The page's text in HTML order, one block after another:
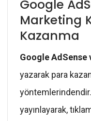
Google
Marketing
Kazanma
Google
yazarak para
yayınlayarak,